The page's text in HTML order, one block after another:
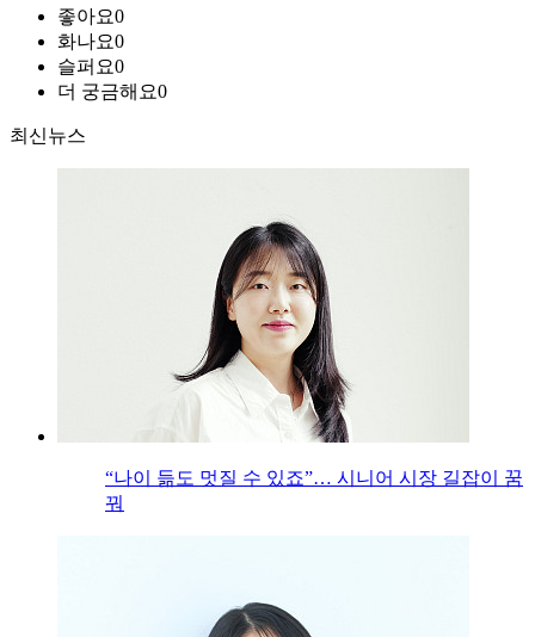
좋아요0
화나요0
슬퍼요0
더 궁금해요0
최신뉴스
“나이 듦도 멋질 수 있죠”… 시니어 시장 길잡이 꿈
꿔